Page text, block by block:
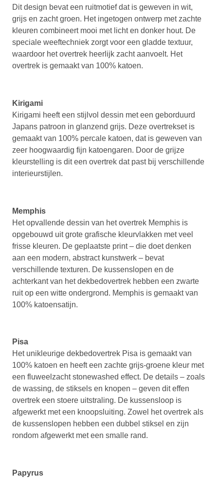
Dit design bevat een ruitmotief dat is geweven in wit,
grijs en zacht groen. Het ingetogen ontwerp met zachte
kleuren combineert mooi met licht en donker hout. De
speciale weeftechniek zorgt voor een gladde textuur,
waardoor het overtrek heerlijk zacht aanvoelt. Het
overtrek is gemaakt van 100% katoen.
Kirigami
Kirigami heeft een stijlvol dessin met een geborduurd
Japans patroon in glanzend grijs. Deze overtrekset is
gemaakt van 100% percale katoen, dat is geweven van
zeer hoogwaardig fijn katoengaren. Door de grijze
kleurstelling is dit een overtrek dat past bij verschillende
interieurstijlen.
Memphis
Het opvallende dessin van het overtrek Memphis is
opgebouwd uit grote grafische kleurvlakken met veel
frisse kleuren. De geplaatste print – die doet denken
aan een modern, abstract kunstwerk – bevat
verschillende texturen. De kussenslopen en de
achterkant van het dekbedovertrek hebben een zwarte
ruit op een witte ondergrond. Memphis is gemaakt van
100% katoensatijn.
Pisa
Het unikleurige dekbedovertrek Pisa is gemaakt van
100% katoen en heeft een zachte grijs-groene kleur met
een fluweelzacht stonewashed effect. De details – zoals
de wassing, de stiksels en knopen – geven dit effen
overtrek een stoere uitstraling. De kussensloop is
afgewerkt met een knoopsluiting. Zowel het overtrek als
de kussenslopen hebben een dubbel stiksel en zijn
rondom afgewerkt met een smalle rand.
Papyrus